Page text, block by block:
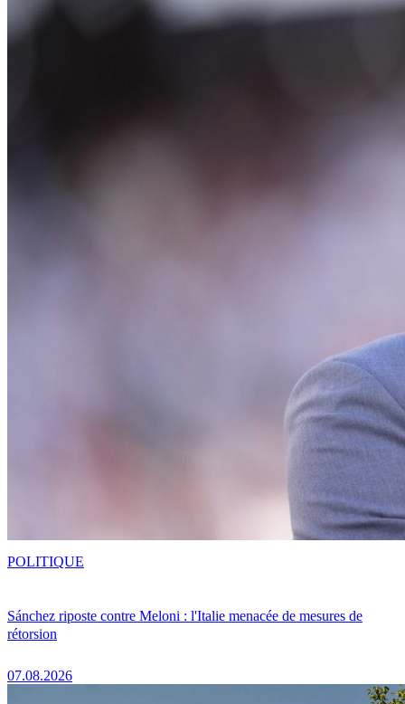
Sánchez riposte contre Meloni : l'Italie menacée de mesures de
rétorsion
07.08.2026
POLITIQUE